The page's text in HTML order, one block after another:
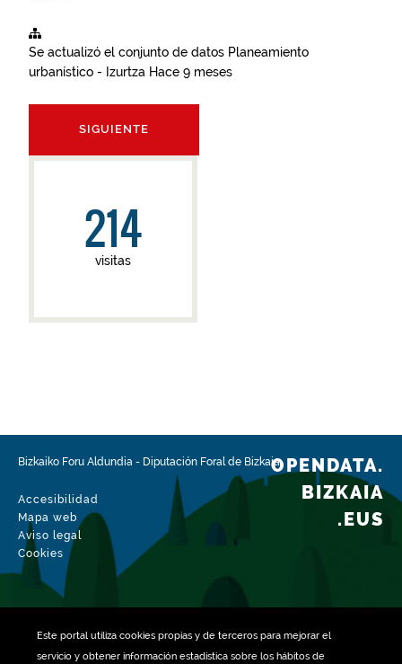
Este portal utiliza cookiespropias y de terceros para mejorar el
servicio y obtener información estadística sobre los hábitos de
Se actualizó el conjunto de datos Planeamiento
urbanístico - Izurtza Hace 9 meses
SIGUIENTE
214
visitas
Bizkaiko Foru Aldundia - Diputación Foral de Bizkaia
Accesibilidad
Mapa web
Aviso legal
Cookies
OPENDATA.
BIZKAIA
.EUS